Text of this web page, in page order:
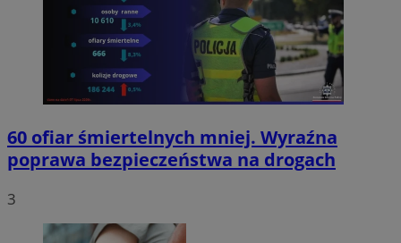
60 ofiar śmiertelnych mniej. Wyraźna
poprawa bezpieczeństwa na drogach
3